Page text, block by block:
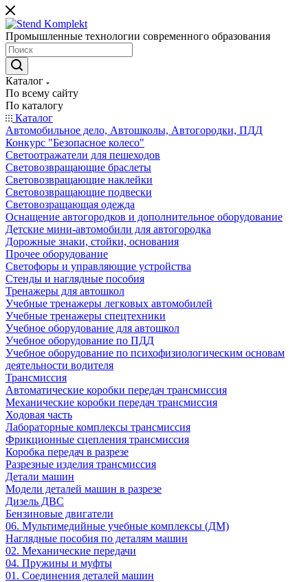
Промышленные технологии современного образования
Каталог
По всему сайту
По каталогу
Каталог
Автомобильное дело, Автошколы, Автогородки, ПДД
Конкурс "Безопасное колесо"
Светоотражатели для пешеходов
Световозвращающие браслеты
Световозвращающие наклейки
Световозвращающие подвески
Световозращающая одежда
Оснащение автогородков и дополнительное оборудование
Детские мини-автомобили для автогородка
Дорожные знаки, стойки, основания
Прочее оборудование
Светофоры и управляющие устройства
Стенды и наглядные пособия
Тренажеры для автошкол
Учебные тренажеры легковых автомобилей
Учебные тренажеры спецтехники
Учебное оборудование для автошкол
Учебное оборудование по ПДД
Учебное оборудование по психофизиологическим основам
деятельности водителя
Трансмиссия
Автоматические коробки передач трансмиссия
Механические коробки передач трансмиссия
Ходовая часть
Лабораторные комплексы трансмиссия
Фрикционные сцепления трансмиссия
Коробка передач в разрезе
Разрезные изделия трансмиссия
Детали машин
Модели деталей машин в разрезе
Дизель ДВС
Бензиновые двигатели
06. Мультимедийные учебные комплексы (ДМ)
Наглядные пособия по деталям машин
02. Механические передачи
04. Пружины и муфты
01. Соединения деталей машин